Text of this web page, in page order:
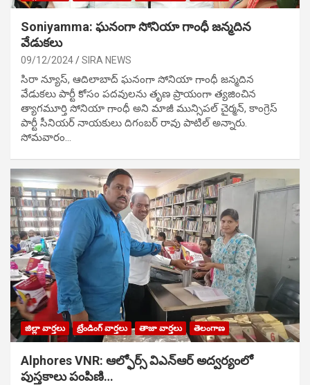
Soniyamma: ఘ‌నంగా సోనియా గాంధీ జ‌న్మ‌దిన
వేడుక‌లు
09/12/2024 SIRA NEWS
సిరా న్యూస్, ఆదిలాబాద్ ఘ‌నంగా సోనియా గాంధీ జ‌న్మ‌దిన
వేడుక‌లు పార్టీ కోసం ప‌ద‌వుల‌ను తృణ ప్రాయంగా త్య‌జించిన
త్యాగమూర్తి సోనియా గాంధీ అని మాజీ మున్సిప‌ల్ చైర్మ‌న్, కాంగ్రెస్
పార్టీ సీనియ‌ర్ నాయ‌కులు దిగంబ‌ర్ రావు పాటిల్ అన్నారు.
సోమవారం…
జిల్లా వార్తలు ట్రేండింగ్ వార్తలు తాజా వార్తలు తెలంగాణ
Alphores VNR: ఆల్ఫోర్స్ విఎన్ఆర్ అద్వర్యంలో
పుస్తకాలు పంపిణి…